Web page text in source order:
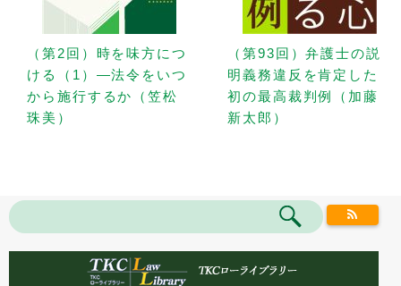
（第2回）時を味方につ
ける（1）—法令をいつ
から施行するか（笠松
珠美）
（第93回）弁護士の説
明義務違反を肯定した
初の最高裁判例（加藤
新太郎）